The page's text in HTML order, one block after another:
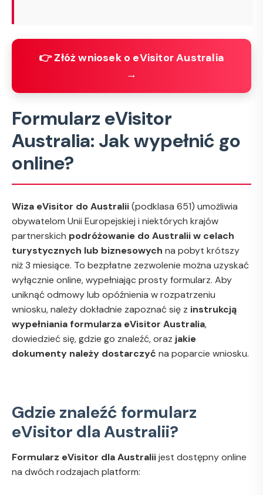
👉 Złóż wniosek o eVisitor Australia
→
Formularz eVisitor
Australia: Jak wypełnić go
online?
Wiza eVisitor do Australii(podklasa 651) umożliwia
obywatelom Unii Europejskiej i niektórych krajów
partnerskich podróżowanie do Australii w celach
turystycznych lub biznesowych na pobyt krótszy
niż 3 miesiące. To bezpłatne zezwolenie można uzyskać
wyłącznie online, wypełniając prosty formularz. Aby
uniknąć odmowy lub opóźnienia w rozpatrzeniu
wniosku, należy dokładnie zapoznać się z instrukcją
wypełniania formularza eVisitor Australia,
dowiedzieć się, gdzie go znaleźć, oraz jakie
dokumenty należy dostarczyć na poparcie wniosku.
Gdzie znaleźć formularz
eVisitor dla Australii?
Formularz eVisitor dla Australiijest dostępny online
na dwóch rodzajach platform: